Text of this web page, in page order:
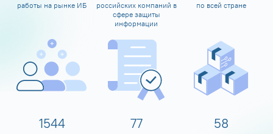
работы на рынке ИБ
российских компаний в
сфере защиты
информации
по всей стране
1600 80 60